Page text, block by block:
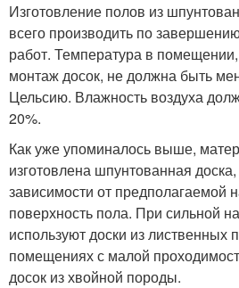
Изготовление полов из
всего производить по
работ. Температура в помещении,
монтаж досок, не должна быть
Цельсию. Влажность воздуха
20%.
Как уже упоминалось выше,
изготовлена шпунтованная
зависимости от предполагаемой
поверхность пола. При сильной
используют доски из лиственных
помещениях с малой
досок из хвойной породы.